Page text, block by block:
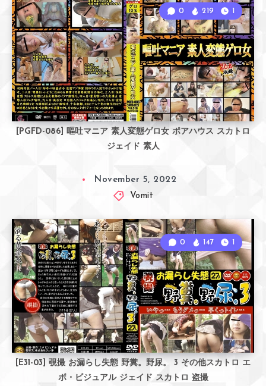
[PGFD-086] 嘔吐マニア 素人変態ゲロ女 ポアハウス スカトロ
ジェイド 素人
0 219 1
November 5, 2022
Vomit
[E31-03] 覗撮 お漏らし失態 野糞。野尿。 3 その他スカトロ エ
ボ・ビジュアル ジェイド スカトロ 盗撮
0 147 1